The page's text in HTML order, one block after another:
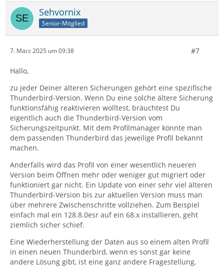
Sehvornix
Senior-Mitglied
7. März 2025 um 09:38 #7
Hallo,
zu jeder Deiner älteren Sicherungen gehört eine spezifische
Thunderbird-Version. Wenn Du eine solche ältere Sicherung
funktionsfähig reaktivieren wolltest, bräuchtest Du
eigentlich auch die Thunderbird-Version vom
Sicherungszeitpunkt. Mit dem Profilmanager könnte man
dem passenden Thunderbird das jeweilige Profil bekannt
machen.
Anderfalls wird das Profil von einer wesentlich neueren
Version beim Öffnen mehr oder weniger gut migriert oder
funktioniert gar nicht. Ein Update von einer sehr viel älteren
Thunderbird-Version bis zur aktuellen Version muss man
über mehrere Zwischenschritte vollziehen. Zum Beispiel
einfach mal ein 128.8.0esr auf ein 68.x installieren, geht
ziemlich sicher schief.
Eine Wiederherstellung der Daten aus so einem alten Profil
in einen neuen Thunderbird, wenn es sonst gar keine
andere Lösung gibt, ist eine ganz andere Fragestellung.